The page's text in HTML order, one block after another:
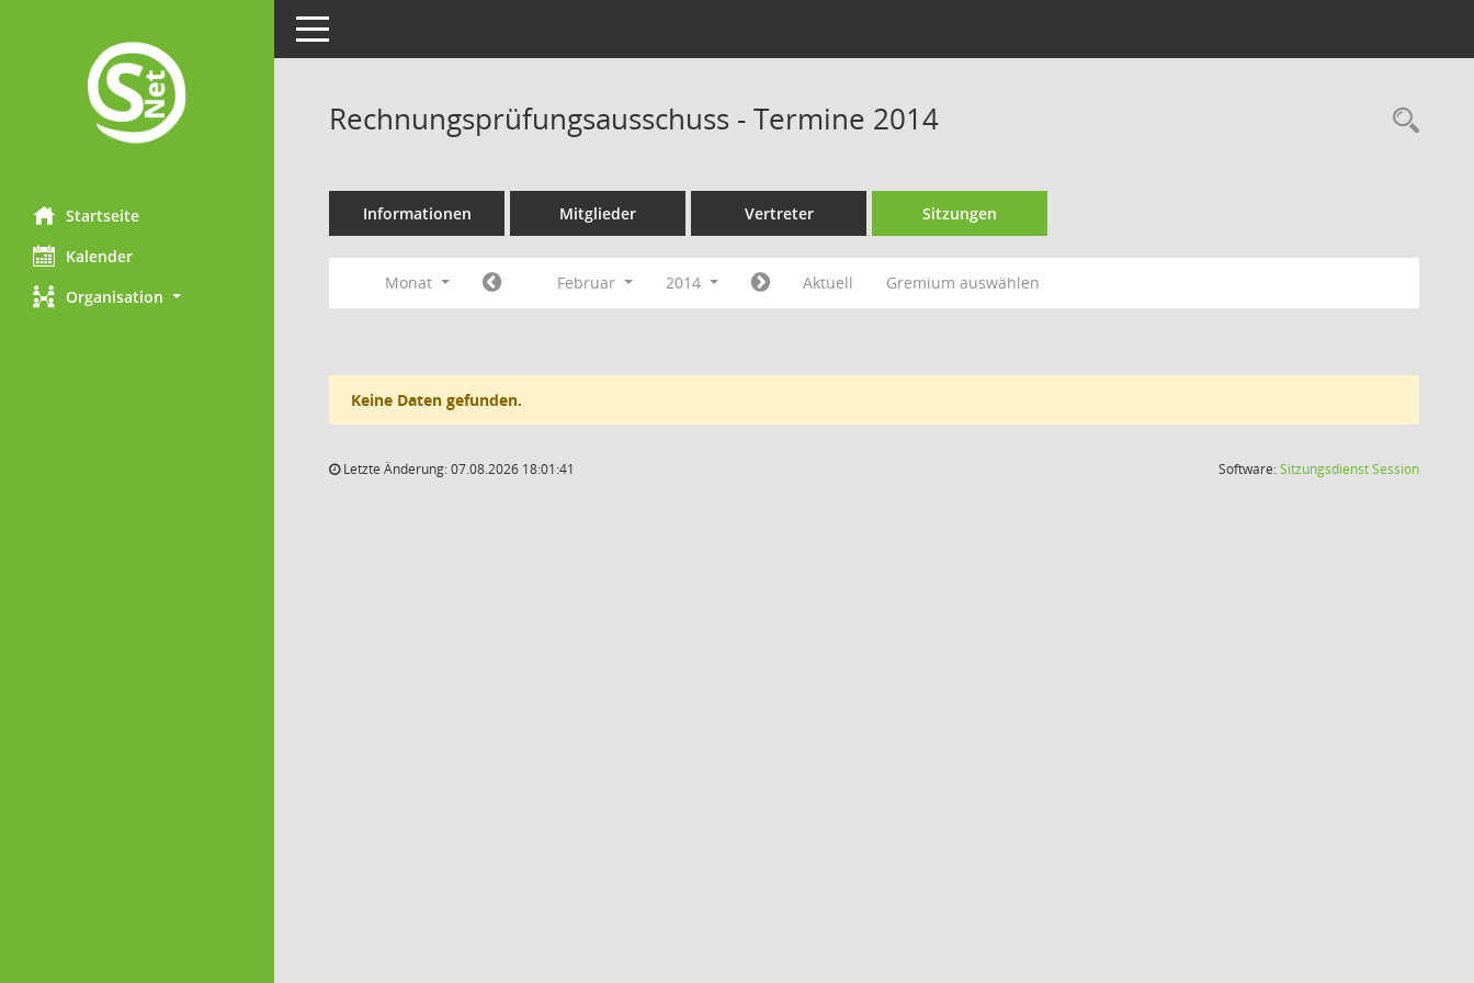
Startseite
Kalender
Organisation
Toggle navigation
Rechnungsprüfungsausschuss - Termine 2014
Informationen Mitglieder Vertreter Sitzungen
Monat Februar 2014 Aktuell Gremium auswählen
Keine Daten gefunden.
Letzte Änderung: 07.08.2026 18:01:41 Software:SitzungsdienstSession(Wird in